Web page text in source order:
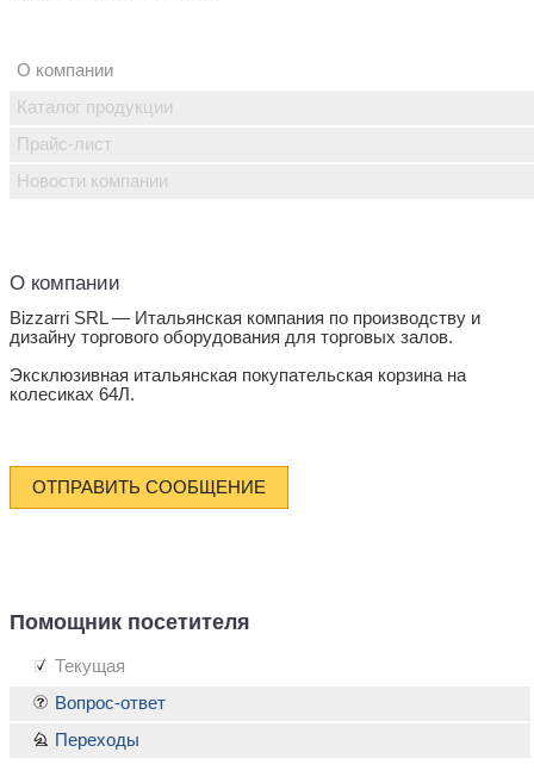
О компании
О компании
Bizzarri SRL — Итальянская компания по производству и
дизайну торгового оборудования для торговых залов.
Эксклюзивная итальянская покупательская корзина на
колесиках 64Л.
ОТПРАВИТЬ СООБЩЕНИЕ
Каталог продукции
Прайс-лист
Новости компании
Помощник посетителя
Текущая
Вопрос-ответ
Переходы